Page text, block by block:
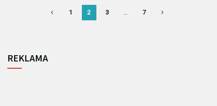
1 2 3 7
REKLAMA